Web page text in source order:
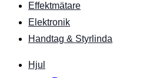
Effektmätare
Elektronik
Handtag & Styrlinda
Hjul